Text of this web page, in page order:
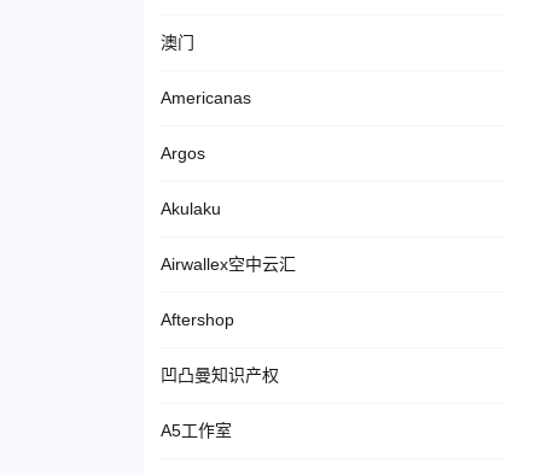
澳门
Americanas
Argos
Akulaku
Airwallex空中云汇
Aftershop
凹凸曼知识产权
A5工作室